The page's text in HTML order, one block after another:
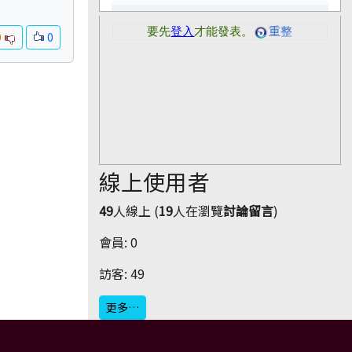
0
線上使用者
49人線上 (19人在瀏覽討論留言)
會員: 0
訪客: 49
更多…